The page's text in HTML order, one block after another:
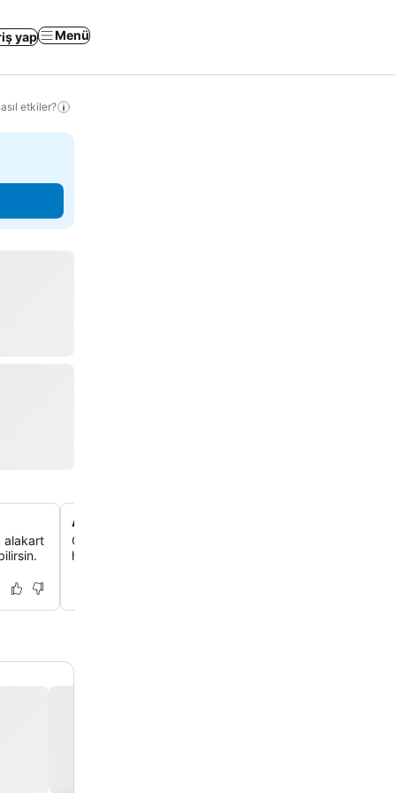
yap Menü
etkiler?
alakart
Aile dostu atmosfer
Geniş aile odası seçenekleri ve grup konaklamalarına
hizmet ile her yaştan misafir için sıcak bir ortam